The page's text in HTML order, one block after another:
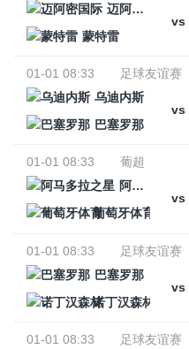
迈阿密国际
vs
蒙特雷
01-01 08:33
足球友谊赛
乌迪内斯
vs
巴塞罗那
01-01 08:33
葡超
阿马多拉之星
vs
葡萄牙体育
01-01 08:33
足球友谊赛
巴塞罗那
vs
诺丁汉森林
01-01 08:33
足球友谊赛